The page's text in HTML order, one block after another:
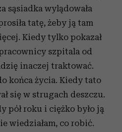
sąsiadka wylądowała
tatę, żeby ją tam
Kiedy tylko pokazał
szpitala od
inaczej traktować.
końca życia. Kiedy tato
się w strugach deszczu.
pół roku i ciężko było ją
wiedziałam, co robić.